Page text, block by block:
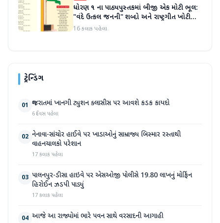
ધોરણ ૧ ના પાઠ્યપુસ્તકમાં બીજી એક મોટી ભૂલ:
"વંદે ઉત્કલ જનની" શબ્દો અને રાષ્ટ્રગીત ખોટી
રીતે છાપવામાં આવ્યા
16 કલાક પહેલા
ટ્રેન્ડિંગ
01 ગુજરાતમાં ખાનગી ટ્યુશન ક્લાસીસ પર આવશે કડક કાયદો
6 દિવસ પહેલા
02 નેનાવા-સાંચોર હાઈવે પર ખાડાઓનું સામ્રાજ્ય બિસ્માર રસ્તાથી
વાહનચાલકો પરેશાન
17 કલાક પહેલા
03 પાલનપુર-ડીસા હાઇવે પર એસઓજી પોલીસે 19.80 લાખનું મોર્ફિન
હિરોઈન ઝડપી પાડ્યું
17 કલાક પહેલા
04 આજે આ રાજ્યોમાં ભારે પવન સાથે વરસાદની આગાહી